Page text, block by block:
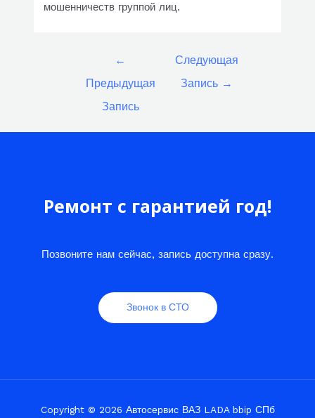
мошенничеств группой лиц.
←
Предыдущая
Запись
Следующая
Запись →
Ремонт с гарантией год!
Позвоните нам сейчас, запись доступна сразу.
Звонок в СТО
Copyright © 2026 Автосервис ВАЗ LADA bbip СПб